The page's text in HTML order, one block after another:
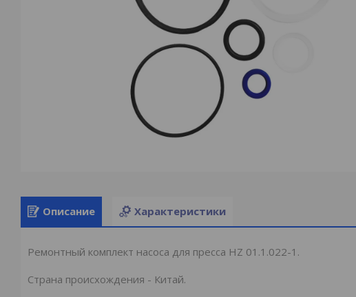
Описание Характеристики
Ремонтный комплект насоса для пресса HZ 01.1.022-1.
Страна происхождения - Китай.